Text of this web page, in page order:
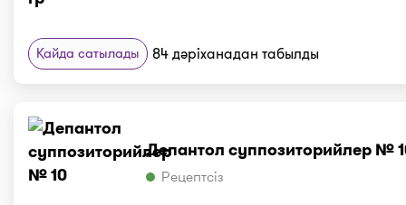
Қайда сатылады 84 дәріханадан табылды
Депантол суппозиторийлер №
Рецептсіз